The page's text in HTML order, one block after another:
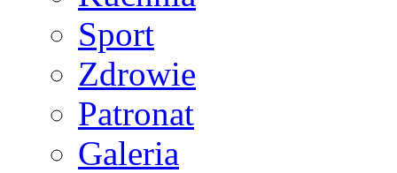
Sport
Zdrowie
Patronat
Galeria